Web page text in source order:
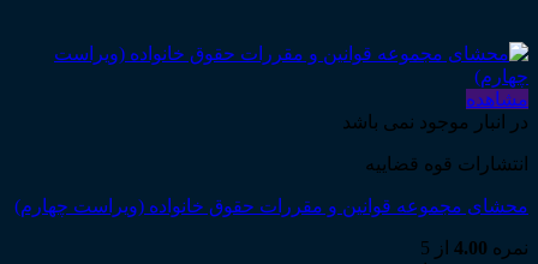
مشاهده
در انبار موجود نمی باشد
انتشارات قوه قضاییه
محشای مجموعه قوانین و مقررات حقوق خانواده (ویراست چهارم)
نمره 4.00 از 5